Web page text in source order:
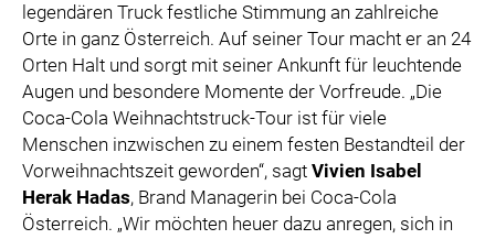
legendären Truck festliche Stimmung an zahlreiche
Orte in ganz Österreich. Auf seiner Tour macht er an 24
Orten Halt und sorgt mit seiner Ankunft für leuchtende
Augen und besondere Momente der Vorfreude. „Die
Coca-Cola Weihnachtstruck-Tour ist für viele
Menschen inzwischen zu einem festen Bestandteil der
Vorweihnachtszeit geworden“, sagt Vivien Isabel
Herak Hadas, Brand Managerin bei Coca-Cola
Österreich. „Wir möchten heuer dazu anregen, sich in